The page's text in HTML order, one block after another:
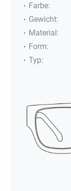
Farbe:
Gewicht:
Material:
Form:
Typ: